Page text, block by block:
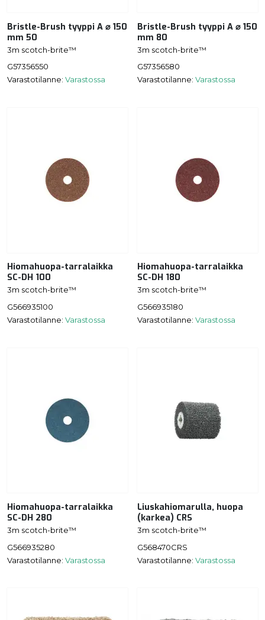
Bristle-Brush tyyppi A ⌀ 150
mm 50
3m scotch-brite™
G57356550
Varastotilanne: Varastossa
Bristle-Brush tyyppi A ⌀ 150
mm 80
3m scotch-brite™
G57356580
Varastotilanne: Varastossa
Hiomahuopa-tarralaikka
SC-DH 100
3m scotch-brite™
G566935100
Varastotilanne: Varastossa
Hiomahuopa-tarralaikka
SC-DH 180
3m scotch-brite™
G566935180
Varastotilanne: Varastossa
Hiomahuopa-tarralaikka
SC-DH 280
3m scotch-brite™
G566935280
Varastotilanne: Varastossa
Liuskahiomarulla, huopa
(karkea) CRS
3m scotch-brite™
G568470CRS
Varastotilanne: Varastossa